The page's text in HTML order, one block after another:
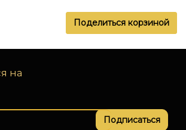
Поделиться корзиной
на
Подписаться